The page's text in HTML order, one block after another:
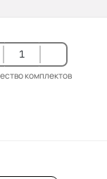
комплектов